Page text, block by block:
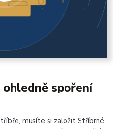
spoření
musíte si založit Stříbrné